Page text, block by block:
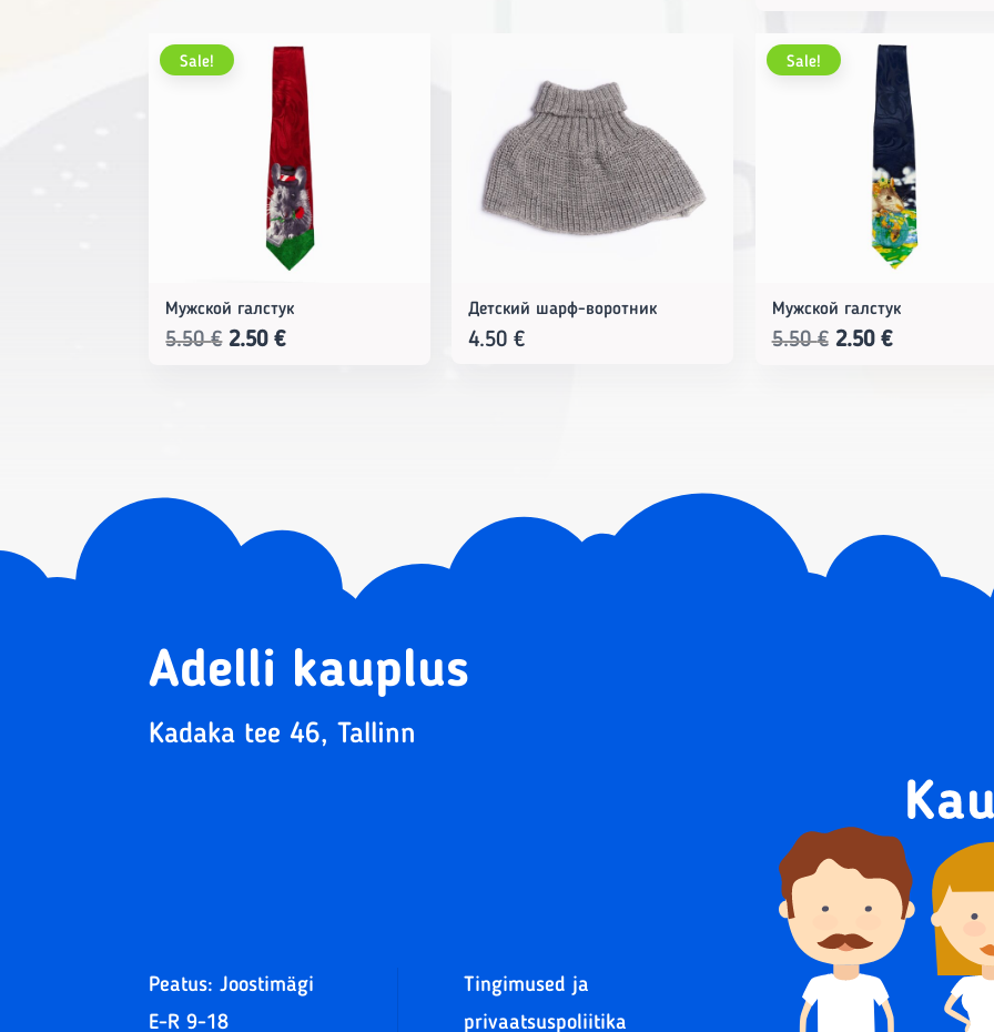
Sale!
Мужской галстук
5.50€ Original
2.50€Current
Детский шарф-воротник
4.50€
Sale!
Мужской галстук
5.50€ Original
2.50 €Current
Adelli kauplus
Kadaka tee 46, Tallinn
Peatus: Joostimägi
E-R 9-18
Tingimused ja
privaatsuspoliitika